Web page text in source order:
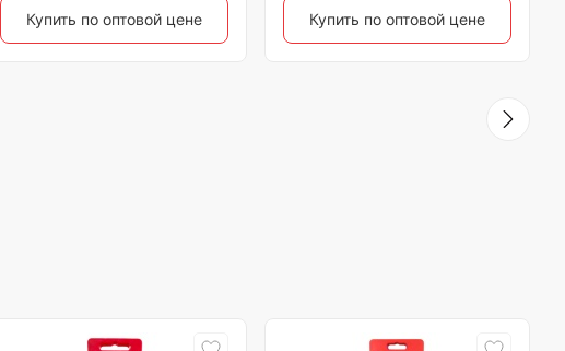
Купить по оптовой цене Купить по оптовой цене